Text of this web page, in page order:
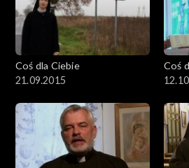
Coś dla Ciebie
21.09.2015
Coś